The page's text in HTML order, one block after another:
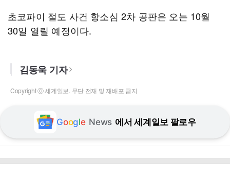
초코파이 절도 사건 항소심 2차 공판은 오는 10월
30일 열릴 예정이다.
김동욱 기자
Copyright ⓒ 세계일보. 무단 전재 및 재배포 금지
Google News 에서 세계일보 팔로우